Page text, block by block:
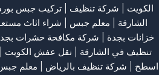
الكويت
شركة تنظيف |تركيب جبس
الشارقة
معلم جبس شراء اثاث
خزانات بجدة
شركة مكافحة حشرات
تنظيف في الشارقة
نقل عفش الكويت
اسطح
شركة تنظيف بالرياض معلم